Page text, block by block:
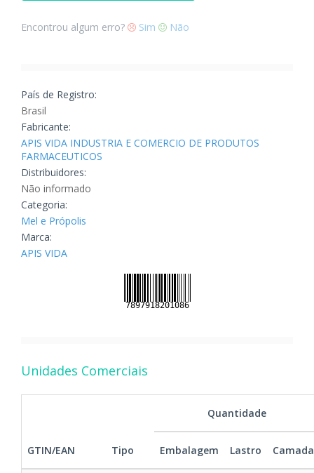
Encontrou algum erro? Sim Não
País de Registro:
Brasil
Fabricante:
APIS VIDA INDUSTRIA E COMERCIO DE PRODUTOS
FARMACEUTICOS
Distribuidores:
Não informado
Categoria:
Mel e Própolis
Marca:
APIS VIDA
Unidades Comerciais
GTIN/EAN Tipo
Quantidade
Embalagem Lastro Camada